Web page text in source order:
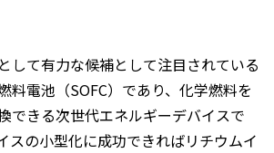
して有力な候補として注目されている
料電池（SOFC）であり、化学燃料を
できる次世代エネルギーデバイスで
スの小型化に成功できればリチウムイ